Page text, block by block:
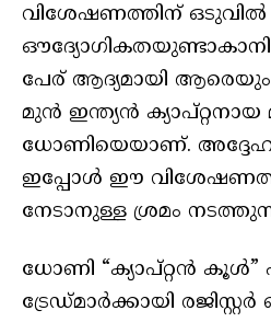
വിശേഷണത്തിന് ഒടുവില്‍
പേര് ആദ്യമായി ആരെയും
മുന്‍ ഇന്ത്യന്‍ ക്യാപ്റ്റനായ
ധോണിയെയാണ്.
ഇപ്പോൾ ഈ
നേടാനുള്ള ശ്രമം
ധോണി “ക്യാപ്റ്റന്‍ കൂള്‍”
ട്രേഡ്മാര്‍ക്കായി രജിസ്റ്റർ